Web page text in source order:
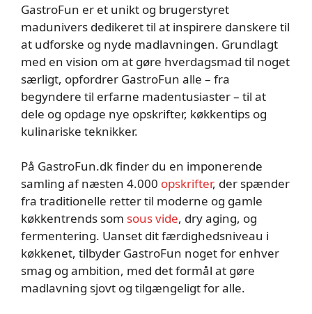
GastroFun er et unikt og brugerstyret
madunivers dedikeret til at inspirere danskere til
at udforske og nyde madlavningen. Grundlagt
med en vision om at gøre hverdagsmad til noget
særligt, opfordrer GastroFun alle – fra
begyndere til erfarne madentusiaster – til at
dele og opdage nye opskrifter, køkkentips og
kulinariske teknikker.
På GastroFun.dk finder du en imponerende
samling af næsten 4.000 opskrifter, der spænder
fra traditionelle retter til moderne og gamle
køkkentrends som sous vide, dry aging, og
fermentering. Uanset dit færdighedsniveau i
køkkenet, tilbyder GastroFun noget for enhver
smag og ambition, med det formål at gøre
madlavning sjovt og tilgængeligt for alle.